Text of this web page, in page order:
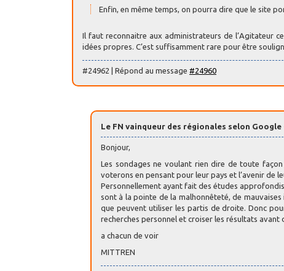
Enfin, en même temps, on pourra dire que le site
Il faut reconnaitre aux administrateurs de l’Agitateur
idées propres. C’est suffisamment rare pour être
#24962 | Répond au message #24960
Le FN vainqueur des régionales selon Google
Bonjour,
Les sondages ne voulant rien dire de toute
voterons en pensant pour leur pays et l’avenir de
Personnellement ayant fait des études
sont à la pointe de la malhonnêteté, de
que peuvent utiliser les partis de droite. Donc
recherches personnel et croiser les résultats avant
a chacun de voir
MITTREN